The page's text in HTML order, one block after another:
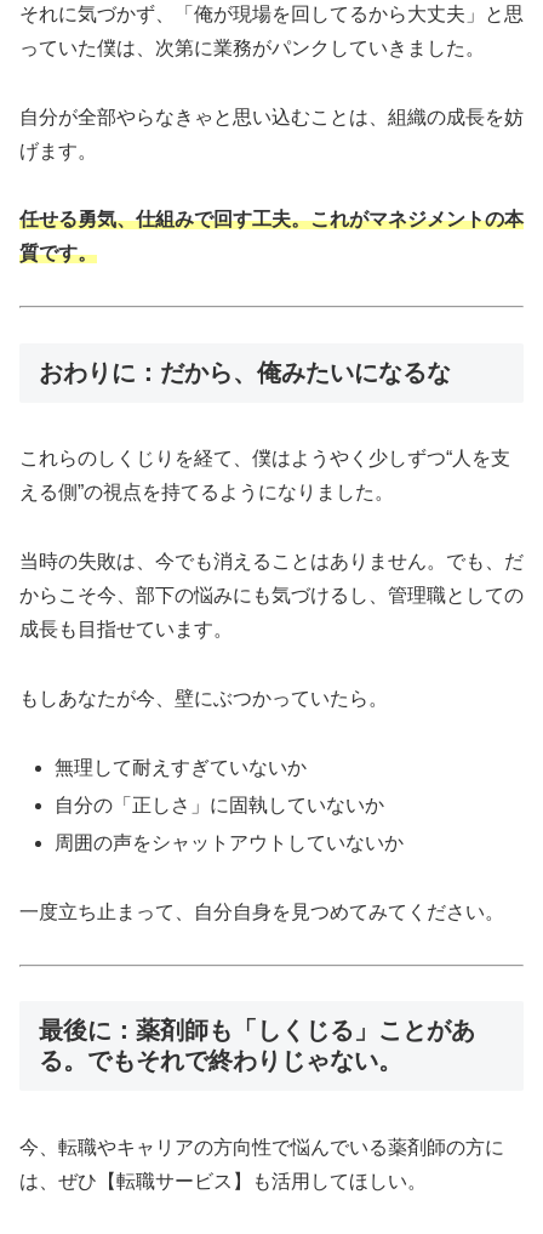
それに気づかず、「俺が現場を回してるから大丈夫」と思
っていた僕は、次第に業務がパンクしていきました。
自分が全部やらなきゃと思い込むことは、組織の成長を妨
げます。
任せる勇気、仕組みで回す工夫。これがマネジメントの本
質です。
おわりに：だから、俺みたいになるな
これらのしくじりを経て、僕はようやく少しずつ“人を支
える側”の視点を持てるようになりました。
当時の失敗は、今でも消えることはありません。でも、だ
からこそ今、部下の悩みにも気づけるし、管理職としての
成長も目指せています。
もしあなたが今、壁にぶつかっていたら。
無理して耐えすぎていないか
自分の「正しさ」に固執していないか
周囲の声をシャットアウトしていないか
一度立ち止まって、自分自身を見つめてみてください。
最後に：薬剤師も「しくじる」ことがあ
る。でもそれで終わりじゃない。
今、転職やキャリアの方向性で悩んでいる薬剤師の方に
は、ぜひ【転職サービス】も活用してほしい。